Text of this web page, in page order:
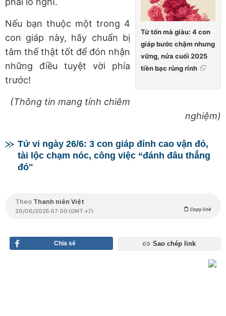
Từ tốn mà giàu: 4 con
giáp bước chậm nhưng
vững, nửa cuối 2025
tiền bạc rủng rỉnh
Nếu bạn thuộc một trong 4
con giáp này, hãy chuẩn bị
tâm thế thật tốt để đón nhận
những điều tuyệt vời phía
trước!
(Thông tin mang tính chiêm
nghiệm)
Tử vi ngày 26/6: 3 con giáp đỉnh cao vận đỏ,
tài lộc chạm nóc, công việc “đánh đâu thắng
đó"
Theo Thanh niên Việt
26/06/2025 07:00 (GMT +7) Copy link
Chia sẻ Sao chép link